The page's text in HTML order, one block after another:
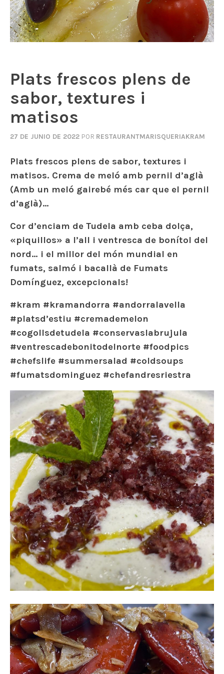
Plats frescos plens de
sabor, textures i
matisos
27 DE JUNIO DE 2022 POR RESTAURANTMARISQUERIAKRAM
Plats frescos plens de sabor, textures i
matisos. Crema de meló amb pernil d’aglà
(Amb un meló gairebé més car que el pernil
d’aglà)…
Cor d’enciam de Tudela amb ceba dolça,
«piquillos» a l’all i ventresca de bonítol del
nord… i el millor del món mundial en
fumats, salmó i bacallà de Fumats
Domínguez, excepcionals!
#kram #kramandorra #andorralavella
#platsd’estiu #cremademelon
#cogollsdetudela #conservaslabrujula
#ventrescadebonitodelnorte #foodpics
#chefslife #summersalad #coldsoups
#fumatsdominguez #chefandresriestra